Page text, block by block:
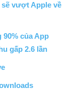
vượt Apple về
của App
gấp 2.6 lần